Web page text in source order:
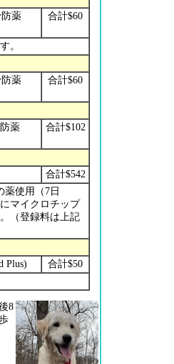
薬
合計$60
。
薬
合計$60
薬
合計$102
合計$542
薬使用（7日
マイクロチップ
（登録料は上記
Plus)
合計$50
8